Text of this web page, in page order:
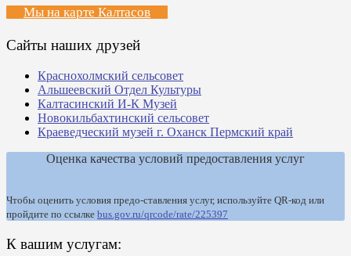
Мы на карте Калтасов
Сайты наших друзей
Краснохолмский сельсовет
Альшеевский Отдел Культуры
Калтасинский И-К Музей
Новокильбахтинский сельсовет
Краеведческий музей г. Оханск Пермский край
Оценка качества условий предоставления услуг
Чтобы оценить условия предо-ставления услуг, используйте QR-код или
пройдите по ссылке bus.gov.ru/qrcode/rate/225397
К вашим услугам: